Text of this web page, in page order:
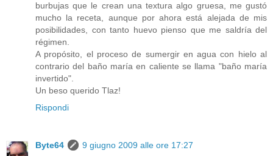
burbujas que le crean una textura algo gruesa, me gustó
mucho la receta, aunque por ahora está alejada de mis
posibilidades, con tanto huevo pienso que me saldría del
régimen.
A propósito, el proceso de sumergir en agua con hielo al
contrario del baño maría en caliente se llama "baño maría
invertido".
Un beso querido Tlaz!
Rispondi
Byte64
9 giugno 2009 alle ore 17:27